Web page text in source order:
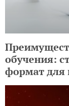
обучения:
формат для